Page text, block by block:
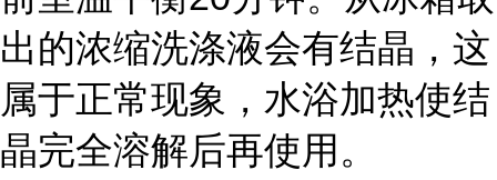
出的浓缩洗涤液会有结晶，这
属于正常现象，水浴加热使结
晶完全溶解后再使用。